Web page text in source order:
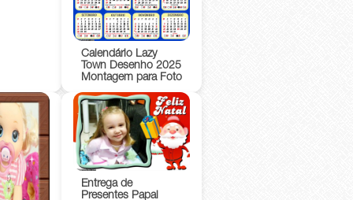
Calendário Lazy
Town Desenho 2025
Montagem para Foto
Entrega de
Presentes Papai